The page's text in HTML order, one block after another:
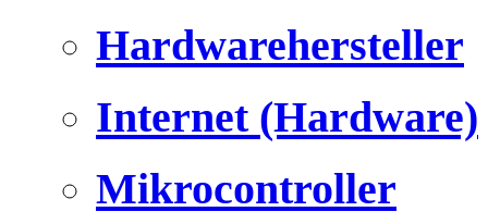
Hardwarehersteller
Internet (Hardware)
Mikrocontroller